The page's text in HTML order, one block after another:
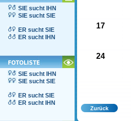
SIE sucht IHN
SIE sucht SIE
ER sucht SIE
ER sucht IHN
SIE sucht IHN
SIE sucht SIE
ER sucht SIE
ER sucht IHN
17
24